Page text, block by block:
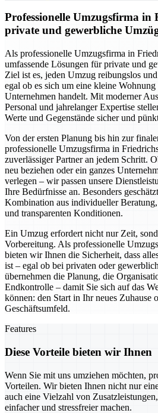
Professionelle Umzugsfirma
private und gewerbliche
Als professionelle Umzugsfirma in
umfassende Lösungen für private und
Ziel ist es, jeden Umzug reibungslos
egal ob es sich um eine kleine
Unternehmen handelt. Mit moderner
Personal und jahrelanger Expertise
Werte und Gegenstände sicher und
Von der ersten Planung bis hin zur
professionelle Umzugsfirma in
zuverlässiger Partner an jedem Schritt.
neu beziehen oder ein ganzes
verlegen – wir passen unsere
Ihre Bedürfnisse an. Besonders
Kombination aus individueller
und transparenten Konditionen.
Ein Umzug erfordert nicht nur Zeit,
Vorbereitung. Als professionelle
bieten wir Ihnen die Sicherheit, dass
ist – egal ob bei privaten oder
übernehmen die Planung, die
Endkontrolle – damit Sie sich auf das
können: den Start in Ihr neues Zuhause
Geschäftsumfeld.
Features
Diese Vorteile bieten wir Ihnen
Wenn Sie mit uns umziehen möchten,
Vorteilen. Wir bieten Ihnen nicht nur
auch eine Vielzahl von
einfacher und stressfreier machen.